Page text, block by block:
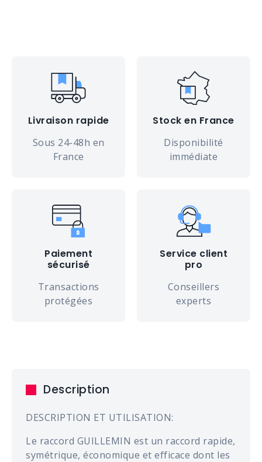
Livraison rapide
Sous 24-48h en
France
Stock en France
Disponibilité
immédiate
Paiement
sécurisé
Transactions
protégées
Service client
pro
Conseillers
experts
Description
DESCRIPTION ET UTILISATION:
Le raccord GUILLEMIN est un raccord rapide,
symétrique, économique et efficace dont les